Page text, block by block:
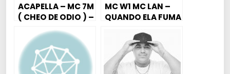
ACAPELLA – MC 7M
( CHEO DE ODIO ) –
MC W1 MC LAN –
QUANDO ELA FUMA
PROD.
KITDEPONTOS